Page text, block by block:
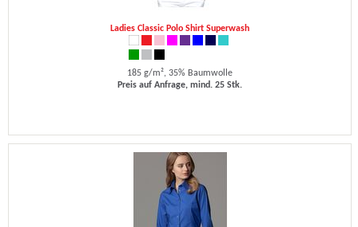
Ladies Classic Polo Shirt Superwash
185 g/m², 35% Baumwolle
Preis auf Anfrage, mind. 25 Stk.